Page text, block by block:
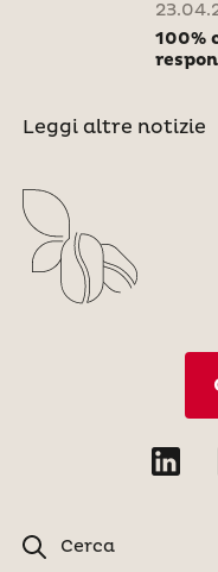
100%
Leggi altre notizie
Cerca